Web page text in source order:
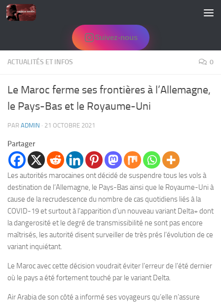
Skip to content
Suivez-nous
ACTUALITÉS ET INFOS 0
Le Maroc ferme ses frontières à l’Allemagne,
le Pays-Bas et le Royaume-Uni
PAR ADMIN · 21 OCTOBRE 2021
Partager
Les autorités marocaines ont décidé de suspendre tous les vols à
destination de l’Allemagne, le Pays-Bas ainsi que le Royaume-Uni à
cause de la recrudescence du nombre de cas quotidiens liés à la
COVID-19 et surtout à l’apparition d’un nouveau variant Delta+ dont
la dangerosité et le degré de transmissibilité ne sont pas encore
maîtrisés, les autorité disent surveiller de très prés l’évolution de ce
variant inquiétant.
Le Maroc avec cette décision voudrait éviter l’erreur de l’été dernier
où le pays a été fortement touché par le variant Delta.
Air Arabia de son côté a informé ses voyageurs qu’elle n’assure